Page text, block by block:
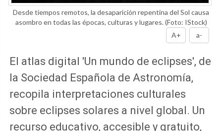
Desde tiempos remotos, la desaparición repentina del Sol causa
asombro en todas las épocas, culturas y lugares.(Foto: IStock)
A+
a-
El atlas digital 'Un mundo de eclipses', de
la Sociedad Española de Astronomía,
recopila interpretaciones culturales
sobre eclipses solares a nivel global. Un
recurso educativo, accesible y gratuito,